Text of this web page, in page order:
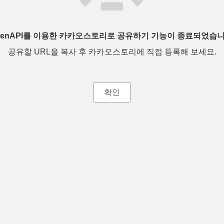
를 이용한 카카오스토리로 공유하기 기능이 종료되었습
공유할 URL을 복사 후 카카오스토리에 직접 등록해 보세요.
확인